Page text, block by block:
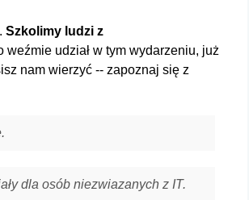
Szkolimy ludzi z
weźmie udział w tym wydarzeniu, już
nam wierzyć -- zapoznaj się z
dla osób niezwiazanych z IT.